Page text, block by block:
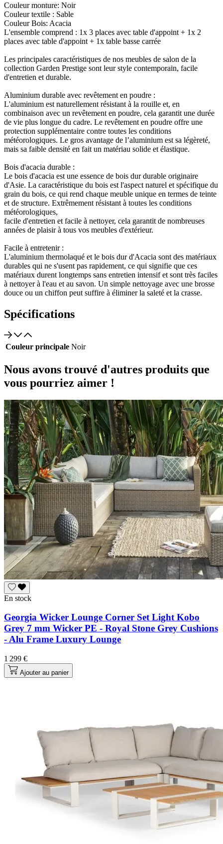
Couleur monture: Noir
Couleur textile : Sable
Couleur Bois: Acacia
L'ensemble comprend : 1x 3 places avec table d'appoint + 1x 2
places avec table d'appoint + 1x table basse carrée
Les principales caractéristiques de nos meubles de salon de la
collection Garden Prestige sont leur style contemporain, facile
d'entretien et durable.
Aluminium durable avec revêtement en poudre :
L'aluminium est naturellement résistant à la rouille et, en
combinaison avec un revêtement en poudre, cela garantit une durée
de vie plus longue du cadre. Le revêtement en poudre offre une
protection supplémentaire contre toutes les conditions
météorologiques. Le gros avantage de l’aluminium est sa légèreté,
mais sa faible densité en fait un matériau solide et élastique.
Bois d'acacia durable :
Le bois d'acacia est une essence de bois dur durable originaire
d'Asie. La caractéristique du bois est l'aspect naturel et spécifique du
grain du bois, ce qui rend chaque meuble unique en termes de teinte
et de structure. Extrêmement résistant à toutes les conditions
météorologiques,
facile d'entretien et facile à nettoyer, cela garantit de nombreuses
années de plaisir à tous vos meubles d'extérieur.
Facile à entretenir :
L'aluminium thermolaqué et le bois dur d'Acacia sont des matériaux
durables qui ne s'usent pas rapidement, ce qui signifie que ces
matériaux durent longtemps sans entretien intensif et sont très faciles
à nettoyer à l'eau et au savon. Un simple nettoyage avec une brosse
douce ou un chiffon peut suffire à éliminer la saleté et la crasse.
Spécifications
Couleur principale Noir
Nous avons trouvé d'autres produits que
vous pourriez aimer !
En stock
Georgia Wicker Lounge Corner Set Light Kobo
Grey 7 mm Wicker PE - Royal Stone Grey Cushions
- Alu Frame Luxury Lounge
1 299 €
Ajouter au panier